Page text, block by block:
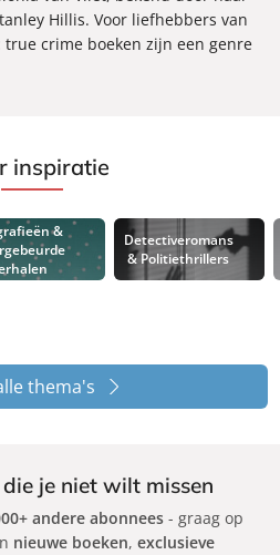
Hillis. Voor liefhebbers van
crime boeken zijn een genre
inspiratie
&
Detectiveromans
& Politiethrillers
thema's
je niet wilt missen
andere abonnees- graag op
nieuwe boeken, exclusieve